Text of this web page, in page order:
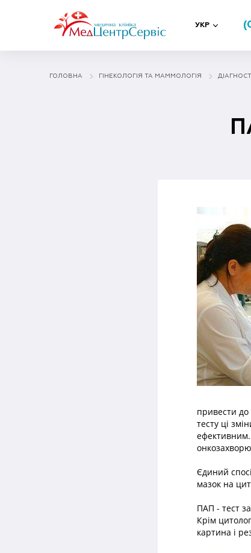
УКР
ГОЛОВНА ГІНЕКОЛОГІЯ ТА МАММОЛОГIЯ
привести до
тесту ці
Єдиний
мазок на
ПАП - тест
Крім
картина і